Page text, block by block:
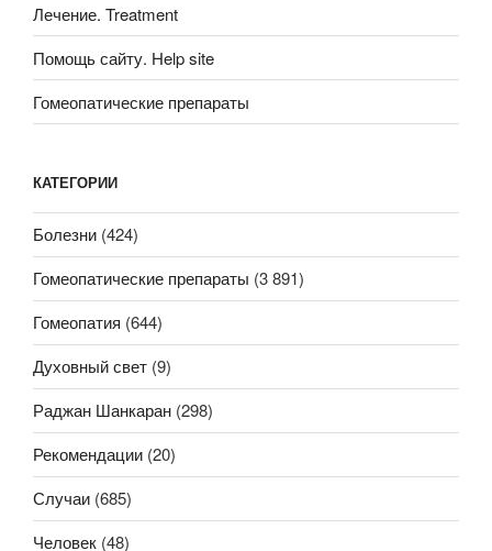
Лечение. Treatment
Помощь сайту. Help site
Гомеопатические препараты
КАТЕГОРИИ
Болезни (424)
Гомеопатические препараты (3 891)
Гомеопатия (644)
Духовный свет (9)
Раджан Шанкаран (298)
Рекомендации (20)
Случаи (685)
Человек (48)